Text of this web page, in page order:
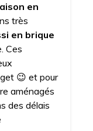
en
très
en brique
Ces
😉 et pour
aménagés
des délais